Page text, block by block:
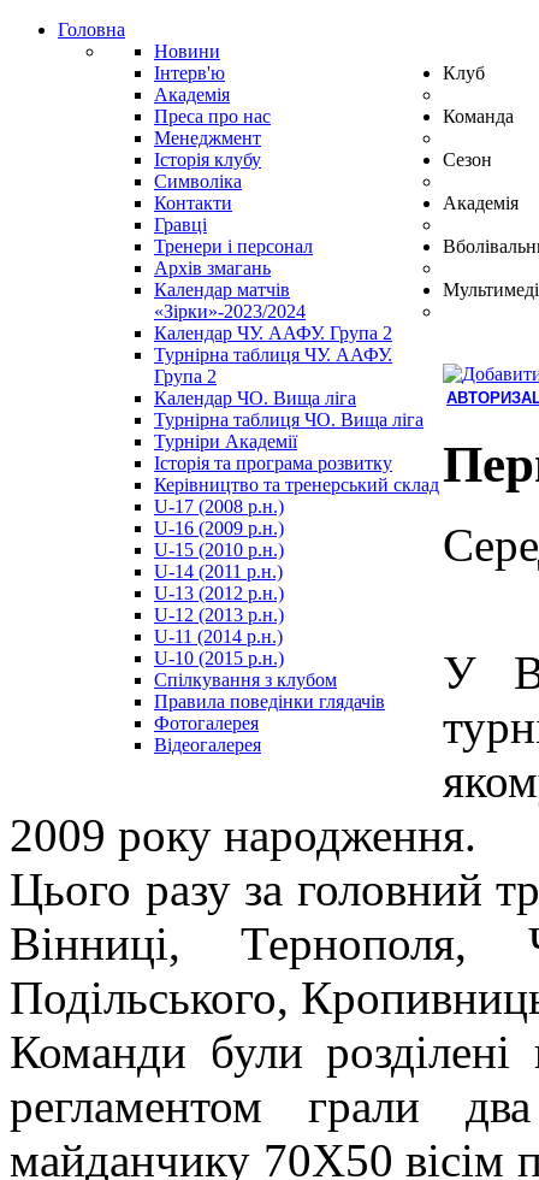
Головна
Новини
Інтерв'ю
Академія
Преса про нас
Клуб
Менеджмент
Історія клубу
Символіка
Контакти
Команда
Гравці
Тренери і персонал
Архів змагань
Сезон
Календар матчів
«Зірки»-2023/2024
Календар ЧУ. ААФУ. Група 2
Турнірна таблиця ЧУ. ААФУ.
Група 2
Календар ЧО. Вища ліга
Турнірна таблиця ЧО. Вища ліга
Академія
Турніри Академії
Історія та програма розвитку
Керівництво та тренерський склад
U-17 (2008 р.н.)
U-16 (2009 р.н.)
U-15 (2010 р.н.)
U-14 (2011 р.н.)
U-13 (2012 р.н.)
U-12 (2013 р.н.)
U-11 (2014 р.н.)
U-10 (2015 р.н.)
Спілкування з клубом
Правила поведінки глядачів
Фотогалерея
Відеогалерея
У
2009 року народження.
Цього разу за головний
Вінниці, Тернополя,
Подільського,
Команди були
регламентом грали
майданчику 70Х50 вісім